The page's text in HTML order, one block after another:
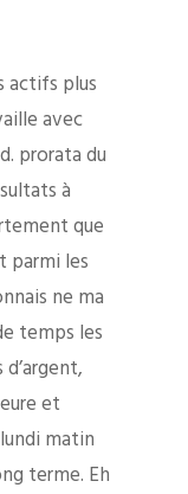
actifs plus
avec
prorata du
à
que
parmi les
ne ma
temps les
et
matin
terme. Eh